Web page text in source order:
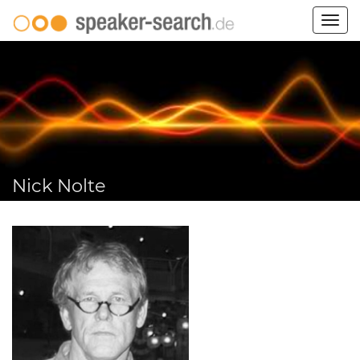
Nick Nolte